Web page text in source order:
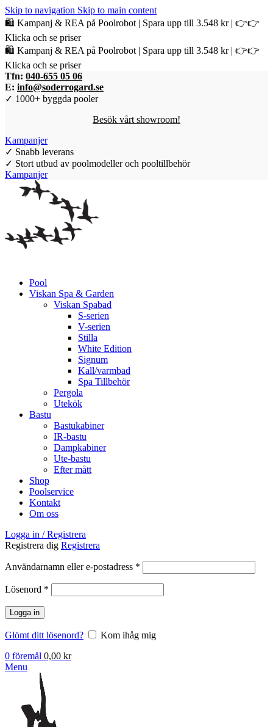
Skip to navigation Skip to main content
🛍️ Kampanj & REA på Poolrobot | Spara upp till 3.548 kr | 👉👉
Klicka och se priser
🛍️ Kampanj & REA på Poolrobot | Spara upp till 3.548 kr | 👉👉
Klicka och se priser
Tfn: 040-655 05 06
E: info@soderrogard.se
✓ 1000+ byggda pooler
Besök vårt showroom!
Kampanjer
✓ Snabb leverans
✓ Stort utbud av poolmodeller och pooltillbehör
Kampanjer
Pool
Viskan Spa & Garden
Viskan Spabad
S-serien
V-serien
Stilla
White Edition
Signum
Kall/varmbad
Spa Tillbehör
Pergola
Utekök
Bastu
Bastukabiner
IR-bastu
Dampkabiner
Ute-bastu
Efter mått
Shop
Poolservice
Kontakt
Om oss
Logga in / Registrera
Registrera dig Registrera
Användarnamn eller e-postadress *
Lösenord *
Logga in
Glömt ditt lösenord?
Kom ihåg mig
0 föremål 0,00 kr
Menu